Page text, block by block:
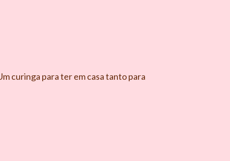
curinga para ter em casa tanto para